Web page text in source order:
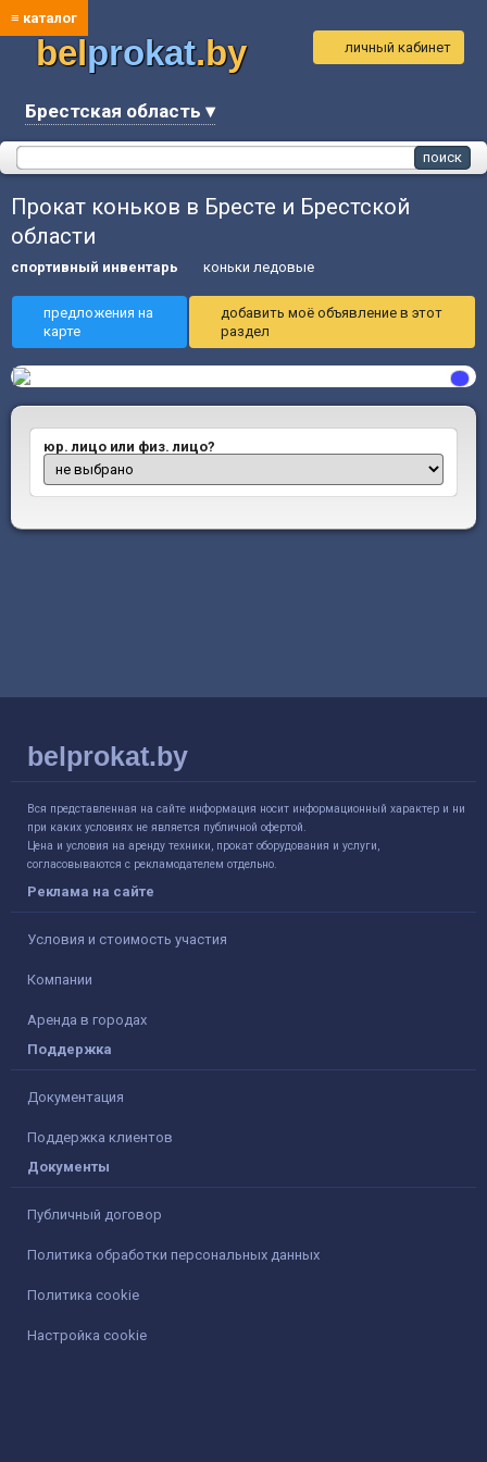
≡ каталог
belprokat.by
Брестская область ▾
личный кабинет
Прокат коньков в Бресте и Брестской
области
спортивный инвентарь коньки ледовые
предложения на
карте
добавить моё объявление в этот
раздел
юр. лицо или физ. лицо?
belprokat.by
Вся представленная на сайте информация носит информационный характер и ни
при каких условиях не является публичной офертой.
Цена и условия на аренду техники, прокат оборудования и услуги,
согласовываются с рекламодателем отдельно.
Реклама на сайте
Условия и стоимость участия
Компании
Аренда в городах
Поддержка
Документация
Поддержка клиентов
Документы
Публичный договор
Политика обработки персональных данных
Политика cookie
Настройка cookie